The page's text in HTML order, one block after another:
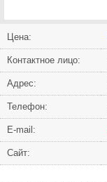
Цена:
Контактное лицо:
Адрес:
Телефон:
Е-mail:
Сайт: